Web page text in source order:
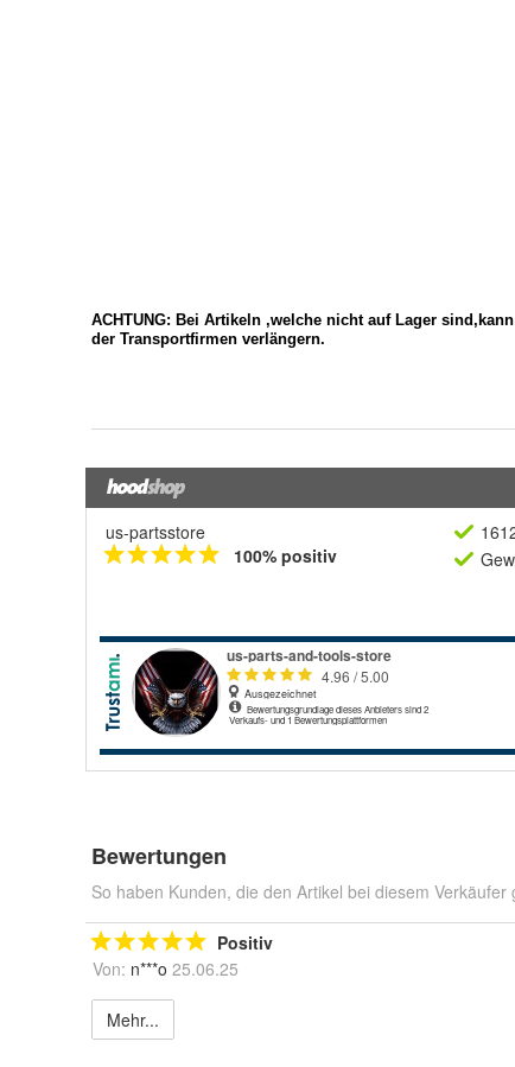
us-partsstore
100% positiv
Bewertungen
So haben Kunden, die den Artikel bei diesem
Positiv
Von: n***o 25.06.25
Mehr...